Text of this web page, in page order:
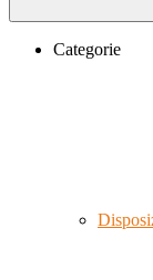
Categorie